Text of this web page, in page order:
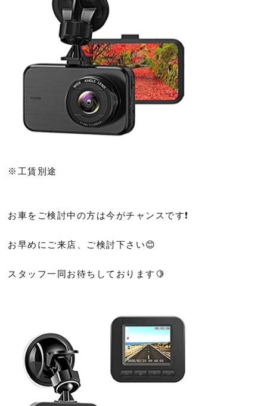
※工賃別途
お車をご検討中の方は今がチャンスです❗
お早めにご来店、ご検討下さい😊
スタッフ一同お待ちしております🍋